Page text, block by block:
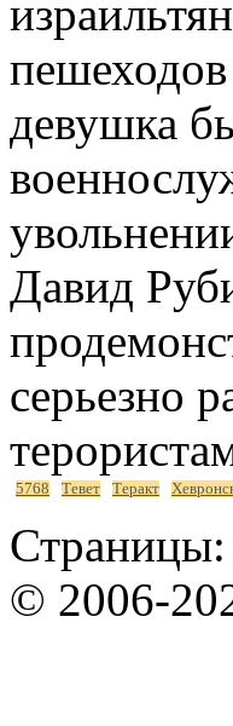
девушка
Давид
серьезно
5768 Тевет Теракт
Страницы:
© 2006-